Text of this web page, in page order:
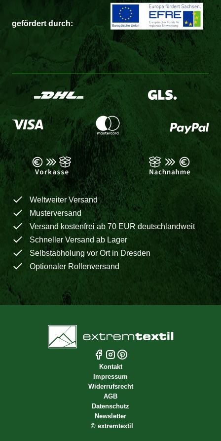
gefördert durch:
Weltweiter Versand
Musterversand
Versand kostenfrei ab 70 EUR deutschlandweit
Schneller Versand ab Lager
Selbstabholung vor Ort in Dresden
Optionaler Rollenversand
Kontakt
Impressum
Widerrufsrecht
AGB
Datenschutz
Newsletter
© extremtextil